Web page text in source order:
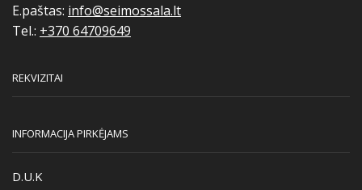
E.paštas: info@seimossala.lt
Tel.: +370 64709649
REKVIZITAI
INFORMACIJA PIRKĖJAMS
D.U.K